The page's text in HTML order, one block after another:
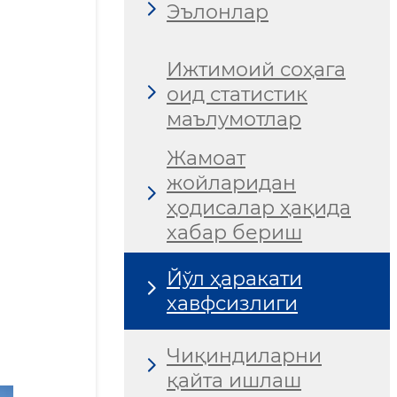
Эълонлар
Ижтимоий соҳага
оид статистик
маълумотлар
Жамоат
жойларидан
ҳодисалар ҳақида
хабар бериш
Йўл ҳаракати
хавфсизлиги
Чиқиндиларни
қайта ишлаш